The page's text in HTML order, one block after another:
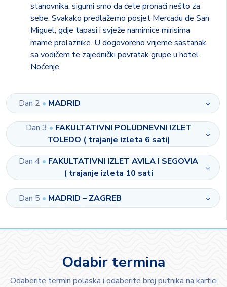
stanovnika, sigurni smo da ćete pronaći nešto za
sebe. Svakako predlažemo posjet Mercadu de San
Miguel, gdje tapasi i svježe namirnice mirisima
mame prolaznike. U dogovoreno vrijeme sastanak
sa vodičem te zajednički povratak grupe u hotel.
Noćenje.
Dan 2 • MADRID
Dan 3 • FAKULTATIVNI POLUDNEVNI IZLET
TOLEDO ( trajanje izleta 6 sati)
Dan 4 • FAKULTATIVNI IZLET AVILA I SEGOVIA
( trajanje izleta 10 sati
Dan 5 • MADRID – ZAGREB
Odabir termina
Odaberite termin polaska i odaberite broj putnika na kartici